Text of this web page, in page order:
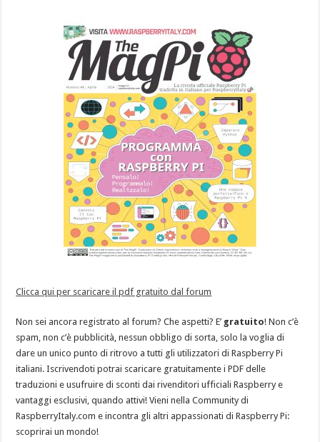
Clicca qui per scaricare il pdf gratuito dal forum
Non sei ancora registrato al forum? Che aspetti? E’ gratuito! Non c’è
spam, non c’è pubblicità, nessun obbligo di sorta, solo la voglia di
dare un unico punto di ritrovo a tutti gli utilizzatori di Raspberry Pi
italiani. Iscrivendoti potrai scaricare gratuitamente i PDF delle
traduzioni e usufruire di sconti dai rivenditori ufficiali Raspberry e
vantaggi esclusivi, quando attivi! Vieni nella Community di
RaspberryItaly.com e incontra gli altri appassionati di Raspberry Pi:
scoprirai un mondo!